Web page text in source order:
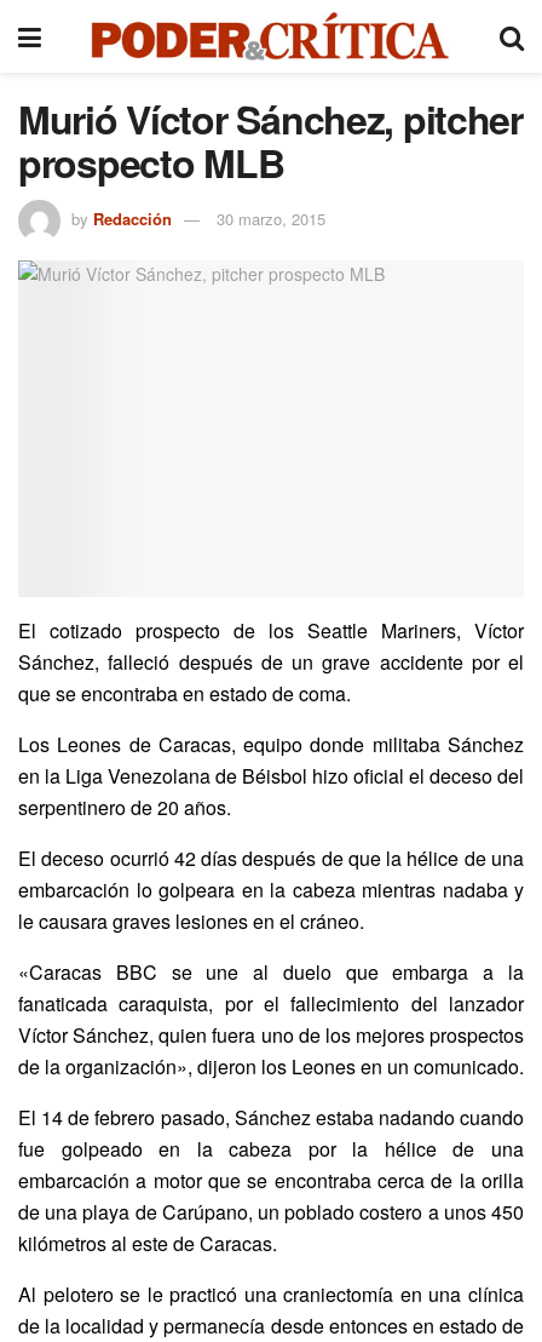
Murió Víctor Sánchez, pitcher
prospecto MLB
by Redacción 30 marzo, 2015
El cotizado prospecto de los Seattle Mariners, Víctor
Sánchez, falleció después de un grave accidente por el
que se encontraba en estado de coma.
Los Leones de Caracas, equipo donde militaba Sánchez
en la Liga Venezolana de Béisbol hizo oficial el deceso del
serpentinero de 20 años.
El deceso ocurrió 42 días después de que la hélice de una
embarcación lo golpeara en la cabeza mientras nadaba y
le causara graves lesiones en el cráneo.
«Caracas BBC se une al duelo que embarga a la
fanaticada caraquista, por el fallecimiento del lanzador
Víctor Sánchez, quien fuera uno de los mejores prospectos
de la organización», dijeron los Leones en un comunicado.
El 14 de febrero pasado, Sánchez estaba nadando cuando
fue golpeado en la cabeza por la hélice de una
embarcación a motor que se encontraba cerca de la orilla
de una playa de Carúpano, un poblado costero a unos 450
kilómetros al este de Caracas.
Al pelotero se le practicó una craniectomía en una clínica
de la localidad y permanecía desde entonces en estado de